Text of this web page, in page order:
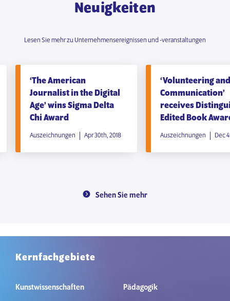
Neuigkeiten
Lesen Sie mehr zu Unternehmensereignissen und -veranstaltungen
‘The American
Journalist in the Digital
Age’ wins Sigma Delta
Chi Award
Auszeichnungen Apr 30th, 2018
‘Volunteering
Communication’
receives
Edited Book
Auszeichnungen Dec
Sehen Sie mehr
Kernfachgebiete
Kunstwissenschaften Pädagogik